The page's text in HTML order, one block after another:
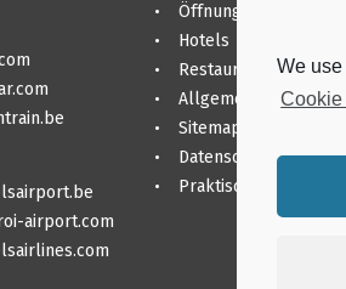
airport.com
Öffnungszeiten
Hotels
Restaurants & Bars
Allgemeine
Sitemap
Praktisch
We